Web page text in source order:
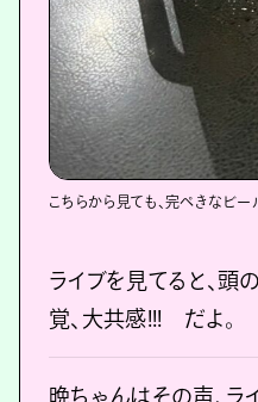
こちらから見ても、完ぺきなビー
ライブを見てると、頭
覚、大共感!!! だよ。
晩ちゃんはその声、ラ